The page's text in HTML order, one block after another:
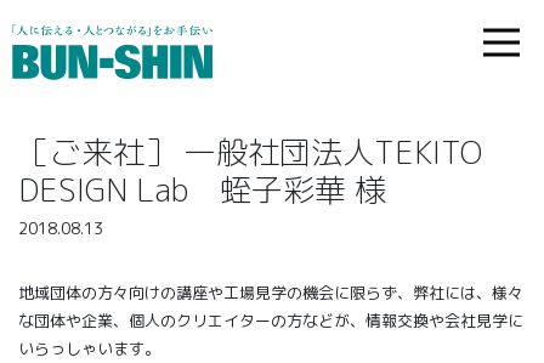
［ご来社］ 一般社団法人TEKITO
DESIGN Lab 蛭子彩華 様
2018.08.13
地域団体の方々向けの講座や工場見学の機会に限らず、弊社には、様々
な団体や企業、個人のクリエイターの方などが、情報交換や会社見学に
いらっしゃいます。